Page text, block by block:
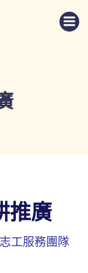
推廣
工服務團隊